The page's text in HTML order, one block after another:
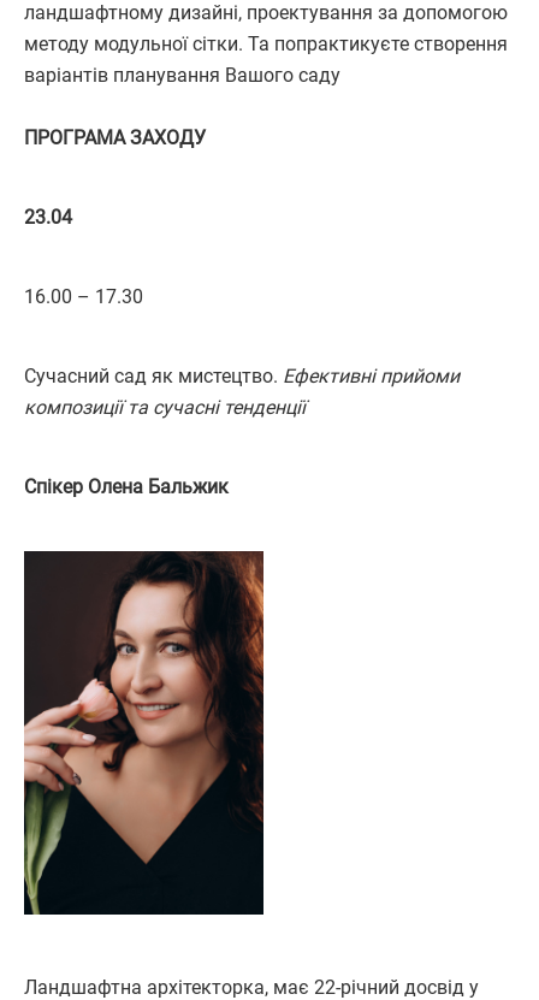
ландшафтному дизайні, проектування за допомогою
методу модульної сітки. Та попрактикуєте створення
варіантів планування Вашого саду
ПРОГРАМА ЗАХОДУ
23.04
16.00 – 17.30
Сучасний сад як мистецтво. Ефективні прийоми
композиції та сучасні тенденції
Спікер Олена Бальжик
Ландшафтна архітекторка, має 22-річний досвід у